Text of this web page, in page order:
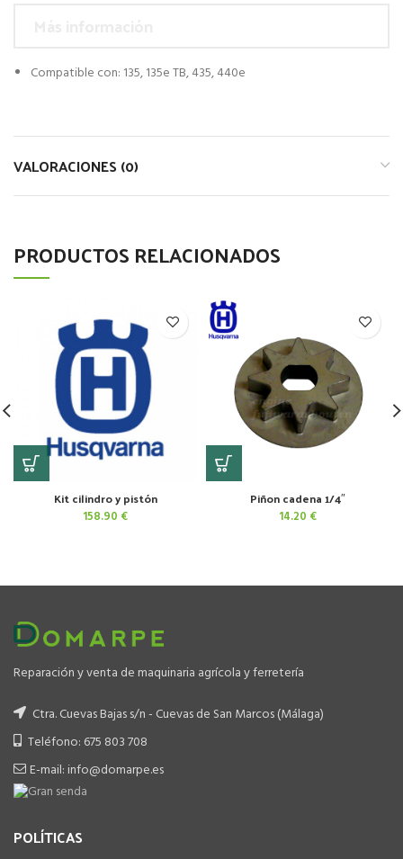
Compatible con: 135, 135e TB, 435, 440e
VALORACIONES (0)
PRODUCTOS RELACIONADOS
Kit cilindro y pistón
158.90 €
Piñon cadena 1/4″
14.20 €
Reparación y venta de maquinaria agrícola y ferretería
Ctra. Cuevas Bajas s/n - Cuevas de San Marcos (Málaga)
Teléfono: 675 803 708
E-mail: info@domarpe.es
POLÍTICAS